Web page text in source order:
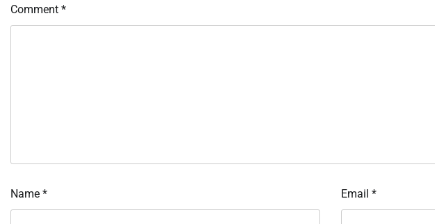
Comment *
Name * Email *